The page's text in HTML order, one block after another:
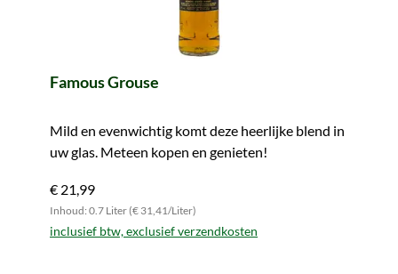
Famous Grouse
Mild en evenwichtig komt deze heerlijke blend in
uw glas. Meteen kopen en genieten!
€ 21,99
Inhoud: 0.7 Liter (€ 31,41/Liter)
inclusief btw, exclusief verzendkosten